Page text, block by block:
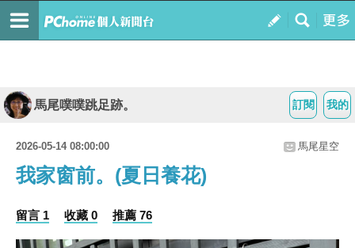
我的
訂閱
馬尾噗噗跳足跡。
2026-05-14 08:00:00 馬尾星空
我家窗前。(夏日養花)
留言 1 收藏 0 推薦 76